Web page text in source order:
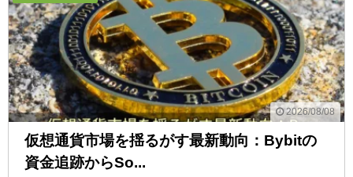
2026/08/08
仮想通貨市場を揺るがす最新動向：Bybitの
資金追跡からSo...